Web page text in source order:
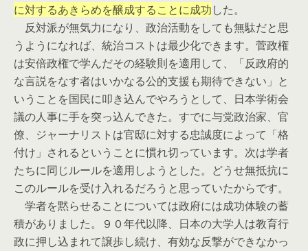
に対するあきらめを醸成することに成功した。
反対派が無気力になり、政治活動をしても無駄だと思
うようになれば、統治コストは最少化できます。菅政権
は安倍政権で学んだその経験則を適用して、「反政府的
な言説をなす者はいかなる公的支援も期待できない」と
いうことを国民に叩き込んでやろうとして、日本学術会
議の人事に手を突っ込んできた。すでに与党政治家、官
僚、ジャーナリストは官邸に対する忠誠度によって「格
付け」されるということに慣れ切っています。次は学者
たちに同じルールを適用しようとした。どうせ無抵抗に
このルールを受け入れるだろうと思っていたからです。
学者を黙らせることについては政府には成功体験の蓄
積がありました。９０年代以降、日本の大学人は教育行
政に押し込まれて譲歩し続け、有効な反撃ができなかっ